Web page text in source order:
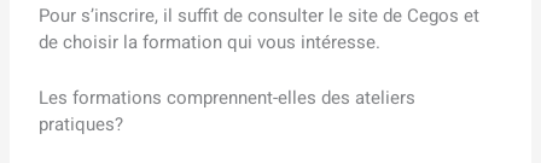
Pour s’inscrire, il suffit de consulter le site de Cegos et
de choisir la formation qui vous intéresse.
Les formations comprennent-elles des ateliers
pratiques?